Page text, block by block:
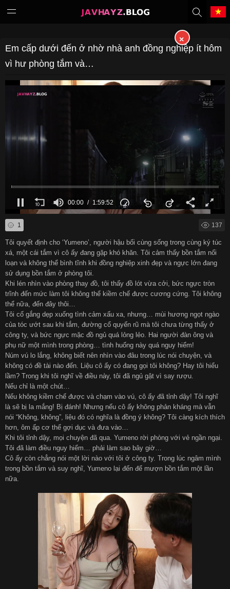
Tiếng Việt 中文（繁體）
ภาษาไทย
Français
Filipino
हिन्दी Español
Italiano Nederlands
Английский
×
Em cấp dưới đến ở nhờ nhà anh đồng nghiệp ít hôm
vì hư phòng tắm và…
00:01 1:59:52
1 137
Tôi quyết định cho ‘Yumeno’, người hậu bối cùng sống trong cùng ký túc
xá, một cái tắm vì cô ấy đang gặp khó khăn. Tôi cảm thấy bồn tắm nổi
loạn và không thể bình tĩnh khi đồng nghiệp xinh đẹp và ngực lớn đang
sử dụng bồn tắm ở phòng tôi.
Khi lén nhìn vào phòng thay đồ, tôi thấy đồ lót vừa cởi, bức ngực tròn
trĩnh đến mức làm tôi không thể kiềm chế được cương cứng. Tôi không
thể nữa, đến đây thôi…
Tôi cố gắng dẹp xuống tình cảm xấu xa, nhưng… mùi hương ngọt ngào
của tóc ướt sau khi tắm, đường cổ quyến rũ mà tôi chưa từng thấy ở
công ty, và bức ngực mặc đồ ngủ quá lỏng lẻo. Hai người đàn ông và
phụ nữ một mình trong phòng… tình huống này quá nguy hiểm!
Núm vú lo lắng, không biết nên nhìn vào đâu trong lúc nói chuyện, và
không có đề tài nào đến. Liệu cô ấy có đang gọi tôi không? Hay tôi hiểu
lầm? Trong khi tôi nghĩ về điều này, tôi đã ngủ gật vì say rượu.
Nếu chỉ là một chút…
Nếu không kiềm chế được và chạm vào vú, cô ấy đã tỉnh dậy! Tôi nghĩ
là sẽ bị la mắng! Bị đánh! Nhưng nếu cô ấy không phản kháng mà vẫn
nói “Không, không”, liệu đó có nghĩa là đồng ý không? Tôi càng kích thích
hơn, ôm ấp cơ thể gợi dục và đưa vào…
Khi tôi tỉnh dậy, mọi chuyện đã qua. Yumeno rời phòng với vẻ ngần ngại.
Tôi đã làm điều nguy hiểm… phải làm sao bây giờ…
Cô ấy còn chẳng nói một lời nào với tôi ở công ty. Trong lúc ngâm mình
trong bồn tắm và suy nghĩ, Yumeno lại đến để mượn bồn tắm một lần
nữa.